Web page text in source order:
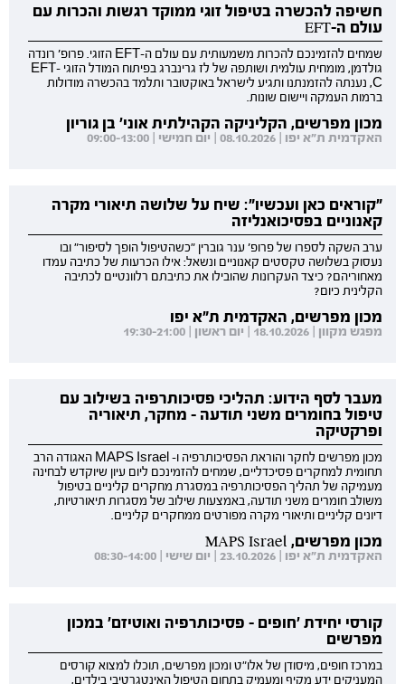
חשיפה להכשרה בטיפול זוגי ממוקד רגשות והכרות עם
עולם ה-EFT
שמחים להזמינכם להכרות משמעותית עם עולם ה-EFT הזוגי. פרופ' רונדה
גולדמן, מומחית עולמית ושותפה של לז גרינברג בפיתוח המודל הזוגי EFT-
C, נענתה להזמנתנו ותגיע לישראל באוקטובר ותלמד בהכשרה מודולות
ברמות העמקה ויישום שונות.
מכון מפרשים, הקליניקה הקהילתית אוני' בן גוריון
האקדמית ת"א יפו | 08.10.2026 | יום חמישי | 09:00-13:00
"קוראים כאן ועכשיו": שיח על שלושה תיאורי מקרה
קאנוניים בפסיכואנליזה
ערב השקה לספרו של פרופ' ענר גוברין "כשהטיפול הופך לסיפור" ובו
נעסוק בשלושה טקסטים קאנוניים ונשאל: אילו הכרעות של כתיבה עמדו
מאחוריהם? כיצד העקרונות שהובילו את כתיבתם רלוונטיים לכתיבה
הקלינית כיום?
מכון מפרשים, האקדמית ת"א יפו
מפגש מקוון | 18.10.2026 | יום ראשון | 19:30-21:00
מעבר לסף הידוע: תהליכי פסיכותרפיה בשילוב עם
טיפול בחומרים משני תודעה - מחקר, תיאוריה
ופרקטיקה
מכון מפרשים לחקר והוראת הפסיכותרפיה ו- MAPS Israel האגודה הרב
תחומית למחקרים פסיכדליים, שמחים להזמינכם ליום עיון שיוקדש לבחינה
מעמיקה של תהליך הפסיכותרפיה במסגרת מחקרים קליניים בטיפול
משולב חומרים משני תודעה, באמצעות שילוב של מסגרות תיאורטיות,
דיונים קליניים ותיאורי מקרה מפורטים ממחקרים קליניים.
מכון מפרשים, MAPS Israel
האקדמית ת"א יפו | 23.10.2026 | יום שישי | 08:30-14:00
קורסי יחידת 'חופים - פסיכותרפיה ואוטיזם' במכון
מפרשים
במרכז חופים, מיסודן של אלו"ט ומכון מפרשים, תוכלו למצוא קורסים
המעניקים ידע מקיף ומעמיק בתחום הטיפול האינטגרטיבי בילדים,